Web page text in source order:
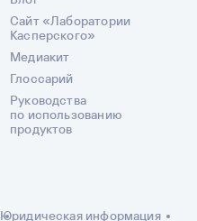
Сайт «Лаборатории
Касперского»
Медиакит
Глоссарий
Руководства
по использованию
продуктов
Юридическая информация